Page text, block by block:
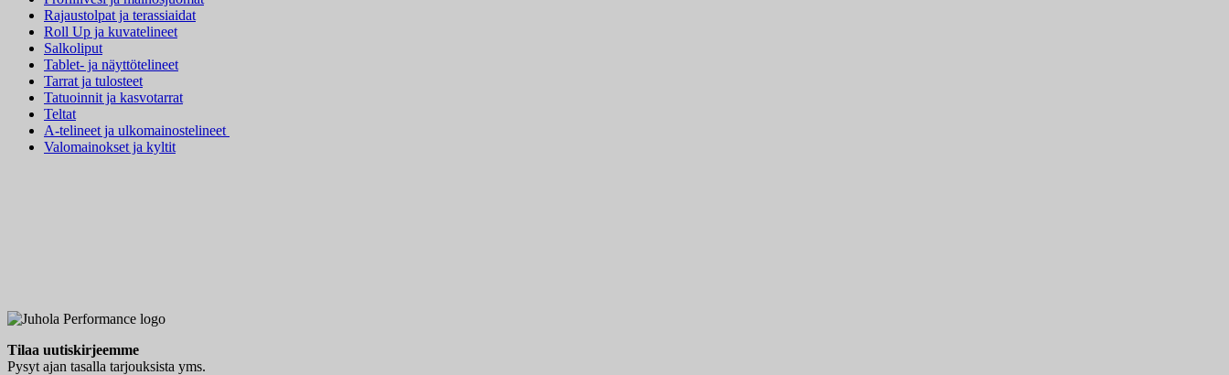
Rajaustolpat ja terassiaidat
Roll Up ja kuvatelineet
Salkoliput
Tablet- ja näyttötelineet
Tarrat ja tulosteet
Tatuoinnit ja kasvotarrat
Teltat
A-telineet ja ulkomainostelineet
Valomainokset ja kyltit
Tilaa uutiskirjeemme
Pysyt ajan tasalla tarjouksista yms.